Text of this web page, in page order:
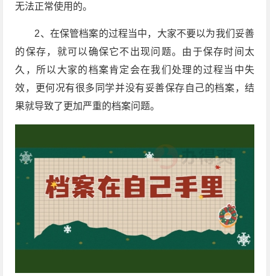
无法正常使用的。
2、在保管档案的过程当中，大家不要以为我们妥善
的保存，就可以确保它不出现问题。由于保存时间太
久，所以大家的档案肯定会在我们处理的过程当中失
效，更何况有很多同学并没有妥善保存自己的档案，结
果就导致了更加严重的档案问题。